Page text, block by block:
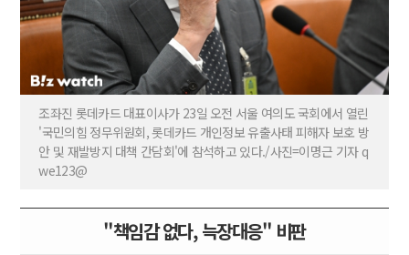
조좌진 롯데카드 대표이사가 23일 오전 서울 여의도 국회에서 열린
'국민의힘 정무위원회, 롯데카드 개인정보 유출사태 피해자 보호 방
안 및 재발방지 대책 간담회'에 참석하고 있다./사진=이명근 기자 q
we123@
"책임감 없다, 늑장대응" 비판